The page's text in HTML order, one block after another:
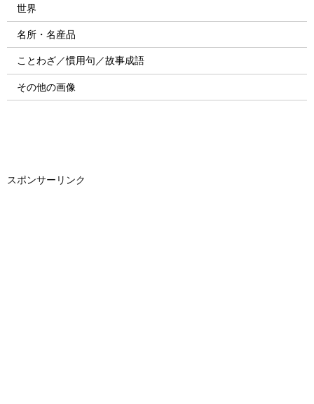
世界
名所・名産品
ことわざ／慣用句／故事成語
その他の画像
スポンサーリンク